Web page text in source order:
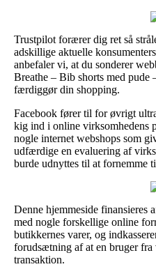
Trustpilot forærer dig ret så
adskillige aktuelle
anbefaler vi, at du sonderer
Breathe – Bib shorts med pude
færdiggør din shopping.
Facebook fører til for øvrigt
kig ind i online virksomhedens
nogle internet webshops som
udfærdige en evaluering af
burde udnyttes til at fornemme
Denne hjemmeside finansieres
med nogle forskellige online
butikkernes varer, og
forudsætning af at en bruger
transaktion.